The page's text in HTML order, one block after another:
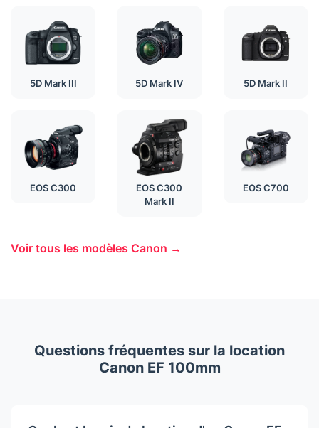
5D Mark III 5D Mark IV 5D Mark II
EOS C300
EOS C300
Mark II
EOS C700
Voir tous les modèles Canon →
Questions fréquentes sur la location
Canon EF 100mm